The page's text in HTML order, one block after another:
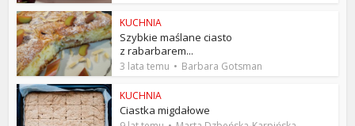
KUCHNIA
Szybkie maślane ciasto
z rabarbarem...
3 lata temu Barbara Gotsman
KUCHNIA
Ciastka migdałowe